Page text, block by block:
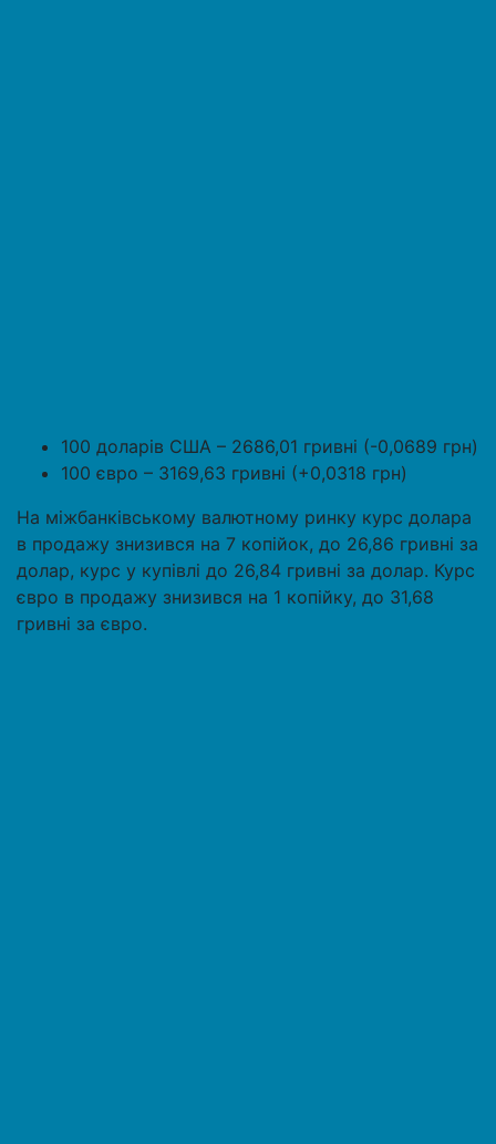
100 доларів США – 2686,01 гривні (-0,0689 грн)
100 євро – 3169,63 гривні (+0,0318 грн)
На міжбанківському валютному ринку курс долара
в продажу знизився на 7 копійок, до 26,86 гривні за
долар, курс у купівлі до 26,84 гривні за долар. Курс
євро в продажу знизився на 1 копійку, до 31,68
гривні за євро.